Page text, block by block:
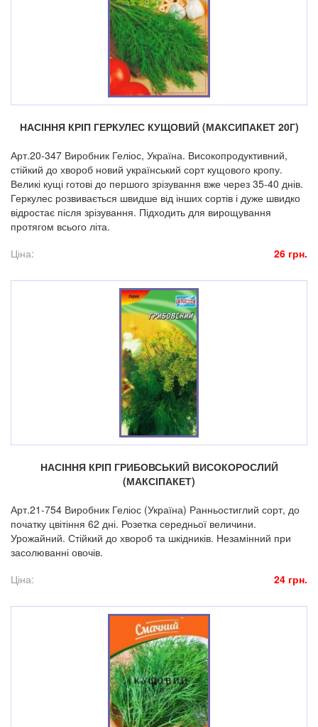
НАСІННЯ КРІП ГЕРКУЛЕС КУЩОВИЙ (МАКСИПАКЕТ 20Г)
Арт.20-347 Виробник Геліос, Україна. Високопродуктивний,
стійкий до хвороб новий український сорт кущового кропу.
Великі кущі готові до першого зрізування вже через 35-40 днів.
Геркулес розвивається швидше від інших сортів і дуже швидко
відростає після зрізування. Підходить для вирощування
протягом всього літа.
Ціна:
26 грн.
НАСІННЯ КРІП ГРИБОВСЬКИЙ ВИСОКОРОСЛИЙ
(МАКСІПАКЕТ)
Арт.21-754 Виробник Геліос (Україна) Ранньостиглий сорт, до
початку цвітіння 62 дні. Розетка середньої величини.
Урожайний. Стійкий до хвороб та шкідників. Незамінний при
засолюванні овочів.
Ціна:
24 грн.